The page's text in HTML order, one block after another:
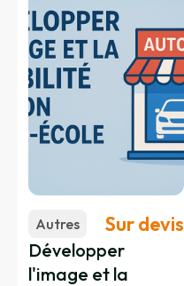
électrique…
Autres Sur devis
Développer
l'image et la